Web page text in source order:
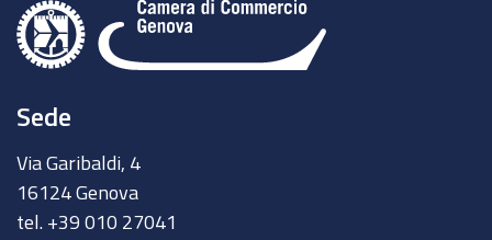
Sede
Via Garibaldi, 4
16124 Genova
tel. +39 010 27041